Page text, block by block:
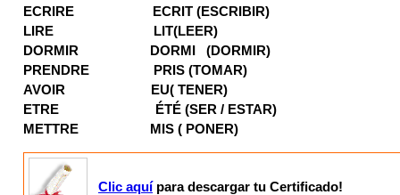
ECRIRE ECRIT (ESCRIBIR)
LIRE LIT(LEER)
DORMIR DORMI (DORMIR)
PRENDRE PRIS (TOMAR)
AVOIR EU( TENER)
ETRE ÉTÉ (SER / ESTAR)
METTRE MIS ( PONER)
Clic aquí para descargar tu Certificado!